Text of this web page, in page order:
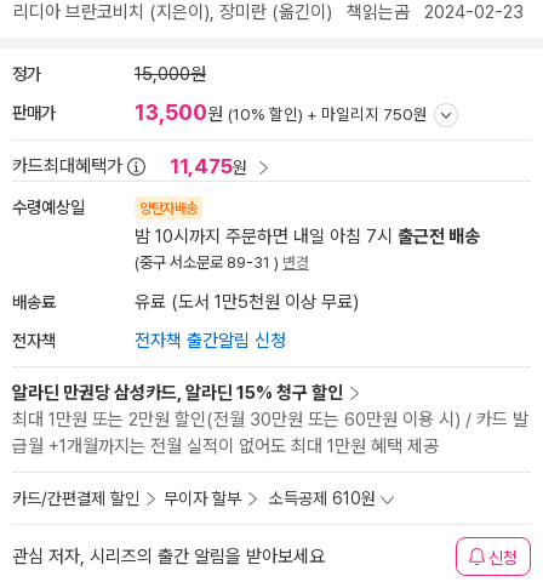
리디아 브란코비치 (지은이), 장미란 (옮긴이) 책읽는곰 2024-02-23
정가 15,000원
판매가 13,500원 (10% 할인) + 마일리지 750원
카드최대혜택가 11,475원
수령예상일 양탄자배송
밤 10시까지 주문하면 내일 아침 7시 출근전 배송
(중구 서소문로 89-31 ) 변경
배송료 유료 (도서 1만5천원 이상 무료)
전자책 전자책 출간알림 신청
알라딘 만권당 삼성카드, 알라딘 15% 청구 할인
최대 1만원 또는 2만원 할인(전월 30만원 또는 60만원 이용 시) / 카드 발
급월 +1개월까지는 전월 실적이 없어도 최대 1만원 혜택 제공
카드/간편결제 할인 무이자 할부 소득공제 610원
관심 저자, 시리즈의 출간 알림을 받아보세요 신청